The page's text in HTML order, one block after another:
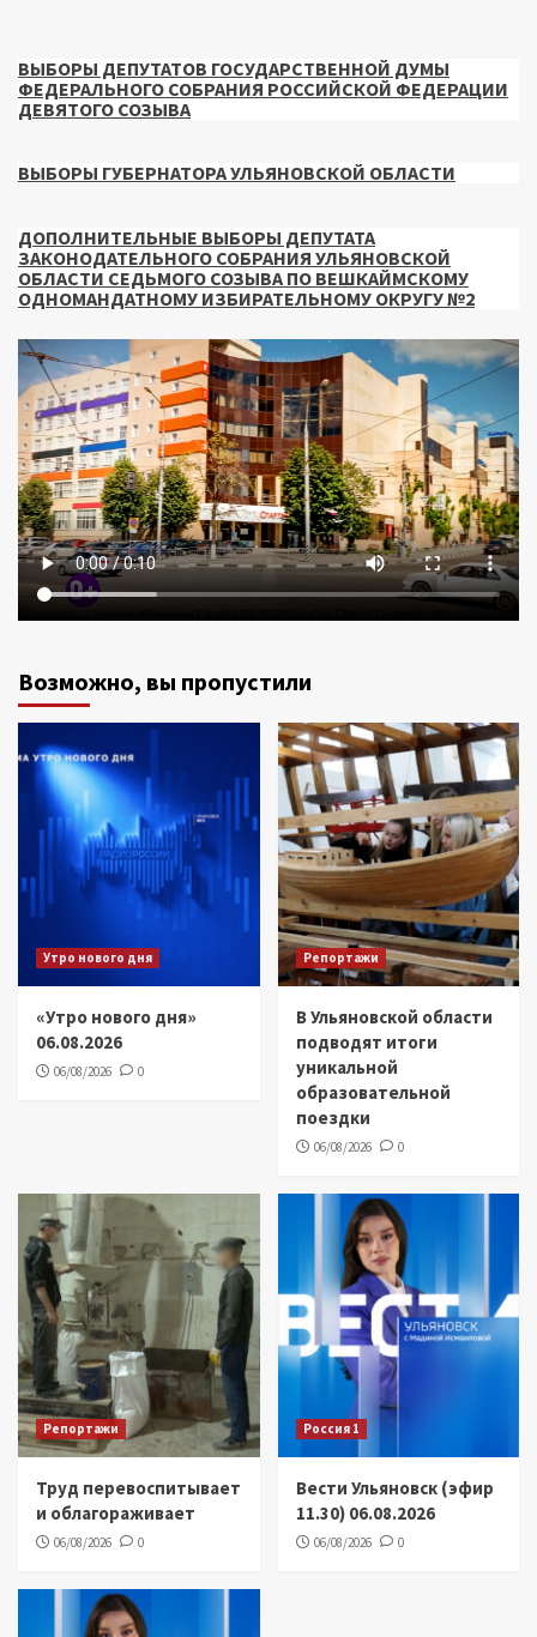
ВЫБОРЫ ДЕПУТАТОВ ГОСУДАРСТВЕННОЙ ДУМЫ
ФЕДЕРАЛЬНОГО СОБРАНИЯ РОССИЙСКОЙ ФЕДЕРАЦИИ
ДЕВЯТОГО СОЗЫВА
ВЫБОРЫ ГУБЕРНАТОРА УЛЬЯНОВСКОЙ ОБЛАСТИ
ДОПОЛНИТЕЛЬНЫЕ ВЫБОРЫ ДЕПУТАТА
ЗАКОНОДАТЕЛЬНОГО СОБРАНИЯ УЛЬЯНОВСКОЙ
ОБЛАСТИ СЕДЬМОГО СОЗЫВА ПО ВЕШКАЙМСКОМУ
ОДНОМАНДАТНОМУ ИЗБИРАТЕЛЬНОМУ ОКРУГУ №2
Возможно, вы пропустили
Утро нового дня
«Утро нового дня»
06.08.2026
06/08/2026 0
Репортажи
В Ульяновской области
подводят итоги
уникальной
образовательной
поездки
06/08/2026 0
Репортажи
Труд перевоспитывает
и облагораживает
06/08/2026 0
Россия 1
Вести Ульяновск (эфир
11.30) 06.08.2026
06/08/2026 0